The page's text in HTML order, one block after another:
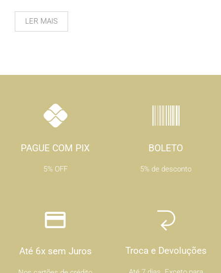
LER MAIS
PAGUE COM PIX
5% OFF
BOLETO
5% de desconto
Até 6x sem Juros Troca e Devoluções